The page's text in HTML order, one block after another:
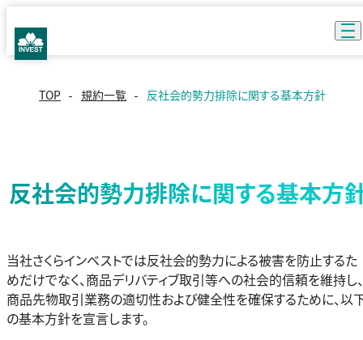
TOP 規約一覧 反社会的勢力排除に関する基本方針
反社会的勢力排除に関する基本方
当社さくらインベストでは反社会的勢力による被害を防止するた
めだけでなく、商品デリバティブ取引等への社会的信頼を維持し、
商品先物取引業務の適切性および健全性を確保するために、以
の基本方針を宣言します。